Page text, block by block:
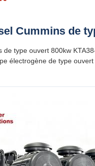
Cummins de
type ouvert 800kw
électrogène de type